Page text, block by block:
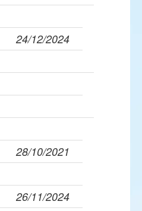
24/12/2024
28/10/2021
26/11/2024